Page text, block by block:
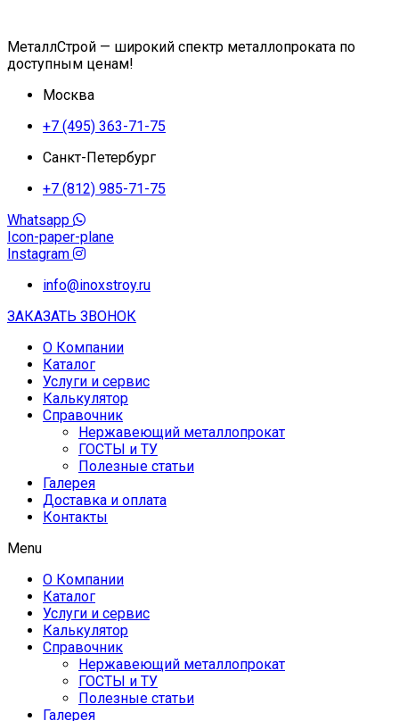
МеталлСтрой — широкий спектр металлопроката по
доступным ценам!
Москва
+7 (495) 363-71-75
Санкт-Петербург
+7 (812) 985-71-75
Whatsapp
Icon-paper-plane
Instagram
info@inoxstroy.ru
ЗАКАЗАТЬ ЗВОНОК
О Компании
Каталог
Услуги и сервис
Калькулятор
Справочник
Нержавеющий металлопрокат
ГОСТЫ и ТУ
Полезные статьи
Галерея
Доставка и оплата
Контакты
Menu
О Компании
Каталог
Услуги и сервис
Калькулятор
Справочник
Нержавеющий металлопрокат
ГОСТЫ и ТУ
Полезные статьи
Галерея